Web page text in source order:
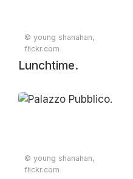
© young shanahan,
flickr.com
Lunchtime.
© young shanahan,
flickr.com